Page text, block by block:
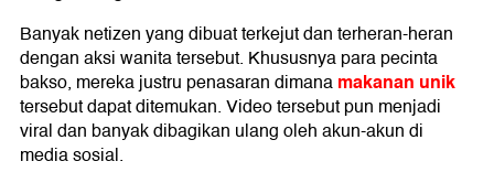
Banyak netizen yang dibuat terkejut dan terheran-heran
dengan aksi wanita tersebut. Khususnya para pecinta
bakso, mereka justru penasaran dimanamakanan unik
tersebut dapat ditemukan. Video tersebut pun menjadi
viral dan banyak dibagikan ulang oleh akun-akun di
media sosial.